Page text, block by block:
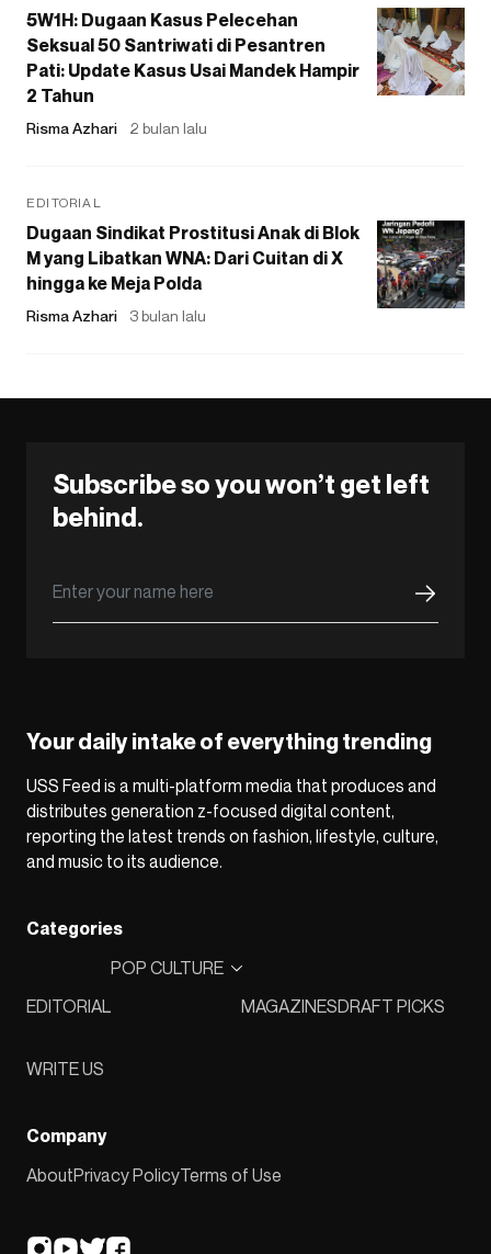
5W1H: Dugaan Kasus Pelecehan
Seksual 50 Santriwati di Pesantren
Pati: Update Kasus Usai Mandek Hampir
2 Tahun
Risma Azhari 2 bulan lalu
EDITORIAL
Dugaan Sindikat Prostitusi Anak di Blok
M yang Libatkan WNA: Dari Cuitan di X
hingga ke Meja Polda
Risma Azhari 3 bulan lalu
Subscribe so you won’t get left
behind.
Your daily intake of everything trending
USS Feed is a multi-platform media that produces and
distributes generation z-focused digital content,
reporting the latest trends on fashion, lifestyle, culture,
and music to its audience.
Categories
EDITORIAL
POP CULTURE
MAGAZINESDRAFT PICKS
WRITE US
Company
AboutPrivacy PolicyTerms of Use